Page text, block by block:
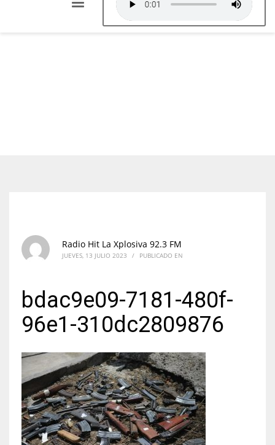
Radio Hit La Xplosiva 92.3 FM
JUEVES, 13 JULIO 2023 / PUBLICADO EN
bdac9e09-7181-480f-
96e1-310dc2809876